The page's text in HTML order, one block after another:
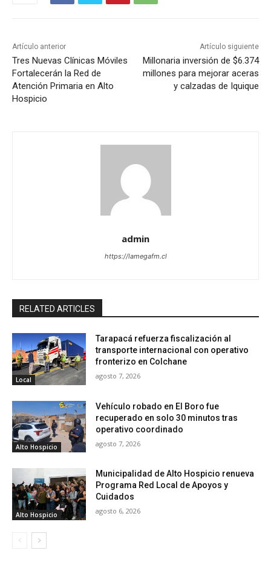
Artículo anterior
Tres Nuevas Clínicas Móviles
Fortalecerán la Red de
Atención Primaria en Alto
Hospicio
Artículo siguiente
Millonaria inversión de $6.374
millones para mejorar aceras
y calzadas de Iquique
admin
https://lamegafm.cl
RELATED ARTICLES
Local
Tarapacá refuerza fiscalización al
transporte internacional con operativo
fronterizo en Colchane
agosto 7, 2026
Alto Hospicio
Vehículo robado en El Boro fue
recuperado en solo 30 minutos tras
operativo coordinado
agosto 7, 2026
Alto Hospicio
Municipalidad de Alto Hospicio renueva
Programa Red Local de Apoyos y
Cuidados
agosto 6, 2026